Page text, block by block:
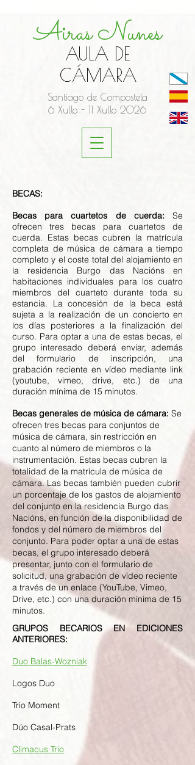
Airas Nunes
AULA DE
CÁMARA
Santiago de Compostela
6 Xullo - 11 Xullo 2026
BECAS:
Becas para cuartetos de cuerda: Se
ofrecen tres becas para cuartetos de
cuerda. Estas becas cubren la matrícula
completa de música de cámara a tiempo
completo y el coste total del alojamiento en
la residencia Burgo das Nacións en
habitaciones individuales para los cuatro
miembros del cuarteto durante toda su
estancia. La concesión de la beca está
sujeta a la realización de un concierto en
los días posteriores a la finalización del
curso. Para optar a una de estas becas, el
grupo interesado deberá enviar, además
del formulario de inscripción, una
grabación reciente en vídeo mediante link
(youtube, vimeo, drive, etc.) de una
duración mínima de 15 minutos.
Becas generales de música de cámara: Se
ofrecen tres becas para conjuntos de
música de cámara, sin restricción en
cuanto al número de miembros o la
instrumentación. Estas becas cubren la
totalidad de la matrícula de música de
cámara. Las becas también pueden cubrir
un porcentaje de los gastos de alojamiento
del conjunto en la residencia Burgo das
Nacións, en función de la disponibilidad de
fondos y del número de miembros del
conjunto. Para poder optar a una de estas
becas, el grupo interesado deberá
presentar, junto con el formulario de
solicitud, una grabación de vídeo reciente
a través de un enlace (YouTube, Vimeo,
Drive, etc.) con una duración mínima de 15
minutos.
GRUPOS BECARIOS EN EDICIONES
ANTERIORES:
Duo Balas-Wozniak
Logos Duo
Trio Moment
Dúo Casal-Prats
Climacus Trio